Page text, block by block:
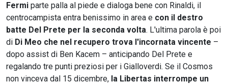
Fermi parte palla al piede e dialoga bene con Rinaldi, il
centrocampista entra benissimo in area e con il destro
batte Del Prete per la seconda volta. L'ultima parola è poi
di Di Meo che nel recupero trova l'incornata vincente –
dopo assist di Ben Kacem – anticipando Del Prete e
regalando tre punti preziosi per i Gialloverdi. Se il Cosmos
non vinceva dal 15 dicembre, la Libertas interrompe un